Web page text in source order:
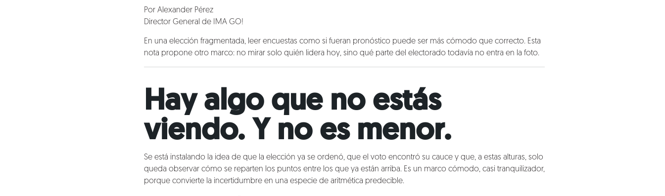
Por Alexander Pérez
Director General de IMA GO!
En una elección fragmentada, leer encuestas como si fueran pronóstico puede ser más cómodo que correcto. Esta
nota propone otro marco: no mirar solo quién lidera hoy, sino qué parte del electorado todavía no entra en la foto.
Hay algo que no estás
viendo. Y no es menor.
Se está instalando la idea de que la elección ya se ordenó, que el voto encontró su cauce y que, a estas alturas, solo
queda observar cómo se reparten los puntos entre los que ya están arriba. Es un marco cómodo, casi tranquilizador,
porque convierte la incertidumbre en una especie de aritmética predecible.